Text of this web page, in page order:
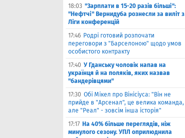
18:03 "Зарплати в 15-20 разів більші":
"Нефтчі" Вернидуба рознесли за виліт з
Ліги конференцій
17:46 Родрі готовий розпочати
переговори з "Барселоною" щодо умов
особистого контракту
17:40 У Гданську чоловік напав на
українця й на поляків, яких назвав
"бандерівцями"
17:30 Обі Мікел про Вінісіуса: "Він не
прийде в "Арсенал", це велика команда,
але "Реал" - зовсім інша історія"
17:17 На 40% більше переглядів, ніж
минулого сезону. УПЛ оприлюднила